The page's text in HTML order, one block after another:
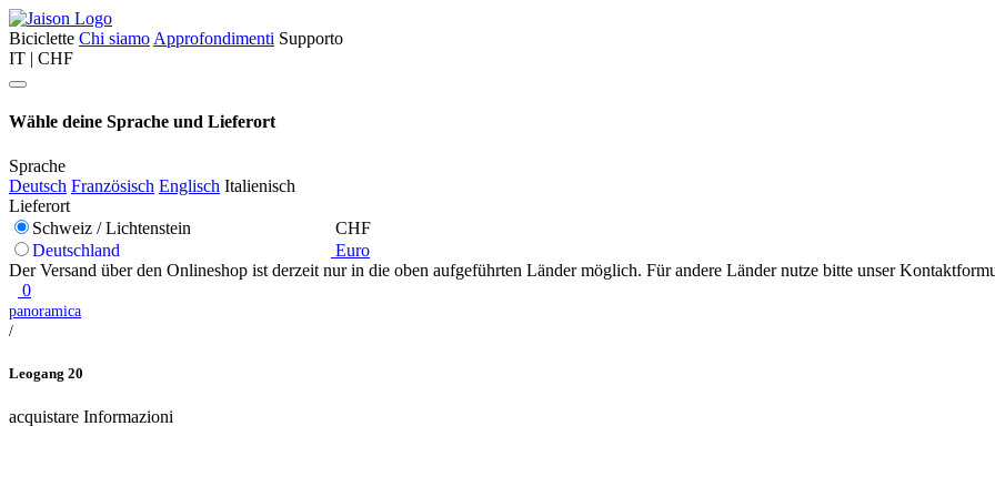
Biciclette Chi siamo Approfondimenti Supporto
IT | CHF
Wähle deine Sprache und Lieferort
Sprache
Deutsch Französisch Englisch Italienisch
Lieferort
Schweiz / Lichtenstein
CHF
Deutschland
Euro
Der Versand über den Onlineshop ist derzeit nur in die oben aufgeführten Länder möglich. Für andere Länder nutze bitte unser
0
panoramica
/
Leogang 20
acquistare Informazioni